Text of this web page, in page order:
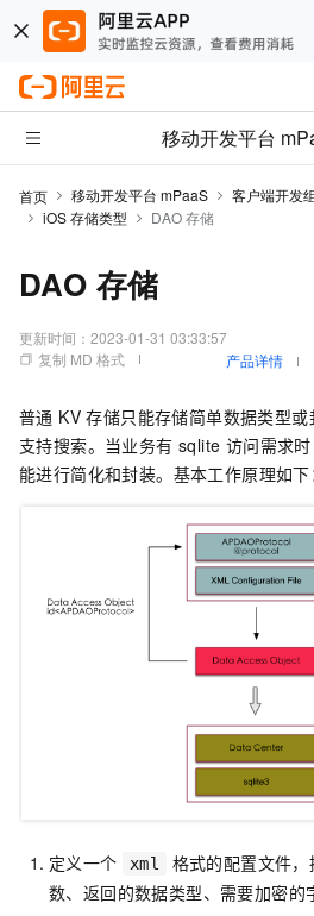
移动开发平台
首页 移动开发平台 mPaaS 客户端开发
iOS 存储类型
DAO 存储
DAO 存储
更新时间： 2023-01-31 03:33:57
复制 MD 格式
产品详情
普通 KV 存储只能存储简单数据类型
支持搜索。当业务有 sqlite 访问需求
能进行简化和封装。基本工作原理如下
定义一个 xml
格式的配置文件
数、返回的数据类型、需要加密的